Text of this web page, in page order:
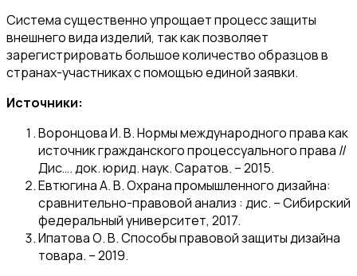
Система существенно упрощает процесс защиты
внешнего вида изделий, так как позволяет
зарегистрировать большое количество образцов в
странах-участниках с помощью единой заявки.
Источники:
Воронцова И. В. Нормы международного права как
источник гражданского процессуального права //
Дис…. док. юрид. наук. Саратов. – 2015.
Евтюгина А. В. Охрана промышленного дизайна:
сравнительно-правовой анализ : дис. – Сибирский
федеральный университет, 2017.
Ипатова О. В. Способы правовой защиты дизайна
товара. – 2019.